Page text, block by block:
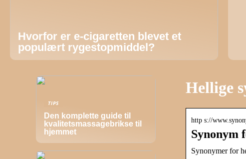
Hvorfor er e-cigaretten blevet et
populært rygestopmiddel?
Hellige
http s://
Synonym
Synonymer for
TIPS
Den komplette guide til
kvalitetsmassagebrikse til
hjemmet